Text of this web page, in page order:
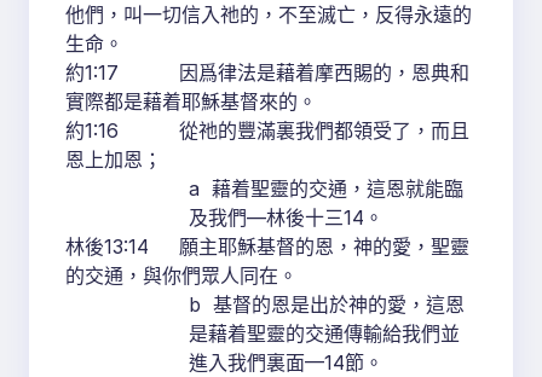
他們，叫一切信入祂的，不至滅亡，反得永遠的
生命。
約1:17 因爲律法是藉着摩西賜的，恩典和
實際都是藉着耶穌基督來的。
約1:16 從祂的豐滿裏我們都領受了，而且
恩上加恩；
a 藉着聖靈的交通，這恩就能臨
及我們—林後十三14。
林後13:14 願主耶穌基督的恩，神的愛，聖靈
的交通，與你們眾人同在。
b 基督的恩是出於神的愛，這恩
是藉着聖靈的交通傳輸給我們並
進入我們裏面—14節。